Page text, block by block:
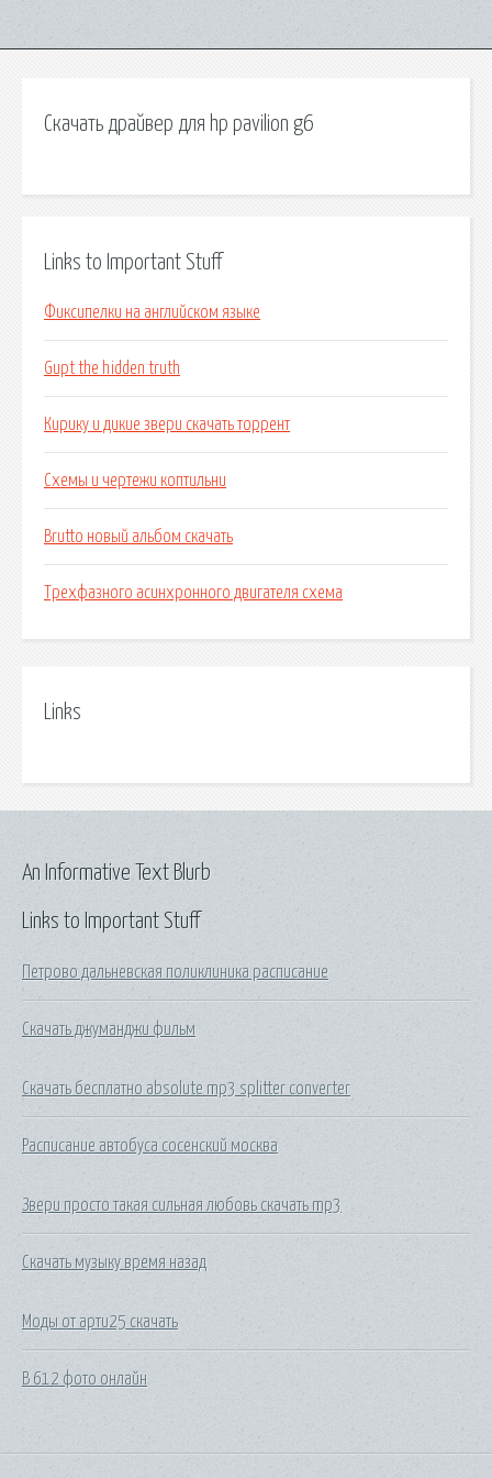
Скачать драйвер для hp pavilion g6
Links to Important Stuff
Фиксипелки на английском языке
Gupt the hidden truth
Кирику и дикие звери скачать торрент
Схемы и чертежи коптильни
Brutto новый альбом скачать
Трехфазного асинхронного двигателя схема
Links
Links to Important Stuff
Петрово дальневская поликлиника расписание
Скачать джуманджи фильм
Скачать бесплатно absolute mp3 splitter converter
Расписание автобуса сосенский москва
Звери просто такая сильная любовь скачать mp3
Скачать музыку время назад
Моды от арти25 скачать
В 612 фото онлайн
An Informative Text Blurb